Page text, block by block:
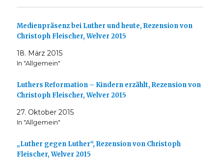
Medienpräsenz bei Luther und heute, Rezension von
Christoph Fleischer, Welver 2015
18. März 2015
In "Allgemein"
Luthers Reformation – Kindern erzählt, Rezension von
Christoph Fleischer, Welver 2015
27. Oktober 2015
In "Allgemein"
„Luther gegen Luther“, Rezension von Christoph
Fleischer, Welver 2015